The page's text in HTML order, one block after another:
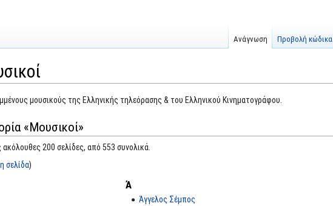
μουσικούς της Ελληνικής τηλεόρασης & του Ελληνικού Κινηματογράφου.
«Μουσικοί»
ακόλουθες 200 σελίδες, από 553 συνολικά.
σελίδα)
Ά
Άγγελος Σέμπος
Ανάγνωση Προβολή κώδικα